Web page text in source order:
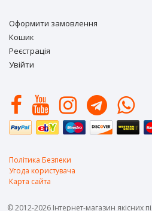
Оформити замовлення
Кошик
Реєстрація
Увійти
Політика Безпеки
Угода користувача
Карта сайта
© 2012-2026 Інтернет-магазин якісних